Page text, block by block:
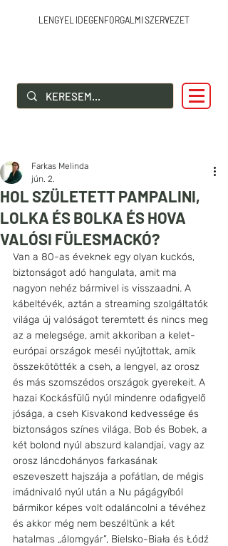
LENGYEL IDEGENFORGALMI SZERVEZET
SZIA LENGYELORSZÁG!
HOL SZÜLETETT PAMPALINI,
LOLKA ÉS BOLKA ÉS HOVA
VALÓSI FÜLESMACKÓ?
Farkas Melinda
jún. 2.
Van a 80-as éveknek egy olyan kuckós,
biztonságot adó hangulata, amit ma
nagyon nehéz bármivel is visszaadni. A
kábeltévék, aztán a streaming szolgáltatók
világa új valóságot teremtett és nincs meg
az a melegsége, amit akkoriban a kelet-
európai országok meséi nyújtottak, amik
összekötötték a cseh, a lengyel, az orosz
és más szomszédos országok gyerekeit. A
hazai Kockásfülű nyúl mindenre odafigyelő
jósága, a cseh Kisvakond kedvessége és
biztonságos színes világa, Bob és Bobek, a
két bolond nyúl abszurd kalandjai, vagy az
orosz láncdohányos farkasának
eszeveszett hajszája a pofátlan, de mégis
imádnivaló nyúl után a Nu págágyíból
bármikor képes volt odaláncolni a tévéhez
és akkor még nem beszéltünk a két
hatalmas „álomgyár”, Bielsko-Biała és Łódź